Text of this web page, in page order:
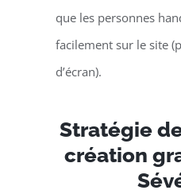
que les personnes
facilement sur le site
d’écran).
Stratégie
création